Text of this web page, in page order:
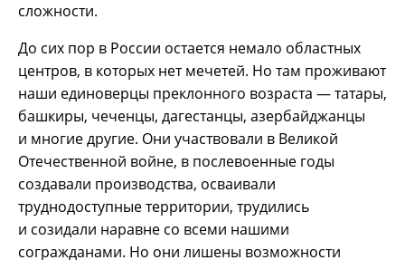
сложности.
До сих пор в России остается немало областных
центров, в которых нет мечетей. Но там проживают
наши единоверцы преклонного возраста — татары,
башкиры, чеченцы, дагестанцы, азербайджанцы
и многие другие. Они участвовали в Великой
Отечественной войне, в послевоенные годы
создавали производства, осваивали
труднодоступные территории, трудились
и созидали наравне со всеми нашими
согражданами. Но они лишены возможности